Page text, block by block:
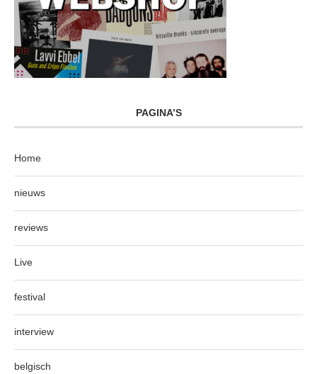
PAGINA’S
Home
nieuws
reviews
Live
festival
interview
belgisch